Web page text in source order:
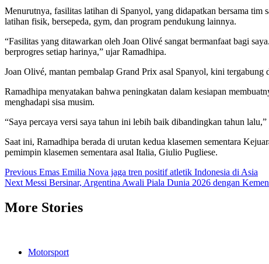
Menurutnya, fasilitas latihan di Spanyol, yang didapatkan bersama tim
latihan fisik, bersepeda, gym, dan program pendukung lainnya.
“Fasilitas yang ditawarkan oleh Joan Olivé sangat bermanfaat bagi
berprogres setiap harinya,” ujar Ramadhipa.
Joan Olivé, mantan pembalap Grand Prix asal Spanyol, kini
Ramadhipa menyatakan bahwa peningkatan dalam kesiapan
menghadapi sisa musim.
“Saya percaya versi saya tahun ini lebih baik dibandingkan tahun
Saat ini, Ramadhipa berada di urutan kedua klasemen sementara
pemimpin klasemen sementara asal Italia, Giulio Pugliese.
Post
navigation
Previous Emas Emilia Nova jaga tren positif atletik Indonesia di Asia
Next Messi Bersinar, Argentina Awali Piala Dunia 2026 dengan
More Stories
Motorsport